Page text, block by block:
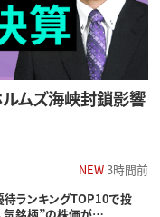
ルムズ海峡封鎖影響
NEW3時間前
待ランキングTOP10で投